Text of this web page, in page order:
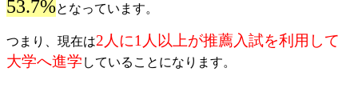
53.7%となっています。
つまり、現在は2人に1人以上が推薦入試を利用して
大学へ進学 していることになります。